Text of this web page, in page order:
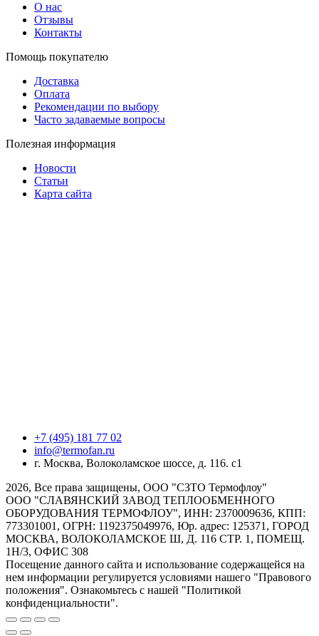
О нас
Отзывы
Контакты
Помощь покупателю
Доставка
Оплата
Рекомендации по выбору
Часто задаваемые вопросы
Полезная информация
Новости
Статьи
Карта сайта
+7 (495) 181 77 02
info@termofan.ru
г. Москва, Волоколамское шоссе, д. 116. с1
2026, Все права защищены, ООО "СЗТО Термофлоу"
ООО "СЛАВЯНСКИЙ ЗАВОД ТЕПЛООБМЕННОГО
ОБОРУДОВАНИЯ ТЕРМОФЛОУ", ИНН: 2370009636, КПП:
773301001, ОГРН: 1192375049976, Юр. адрес: 125371, ГОРОД
МОСКВА, ВОЛОКОЛАМСКОЕ Ш, Д. 116 СТР. 1, ПОМЕЩ.
1Н/3, ОФИС 308
Посещение данного сайта и использование содержащейся на
нем информации регулируется условиями нашего "Правового
положения". Ознакомьтесь с нашей "Политикой
конфиденциальности".